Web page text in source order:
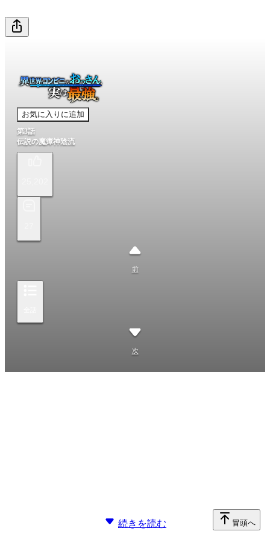
お気に入りに追加
第3話
伝説の魔瘴神陰流
前
次
続きを読む 冒頭へ